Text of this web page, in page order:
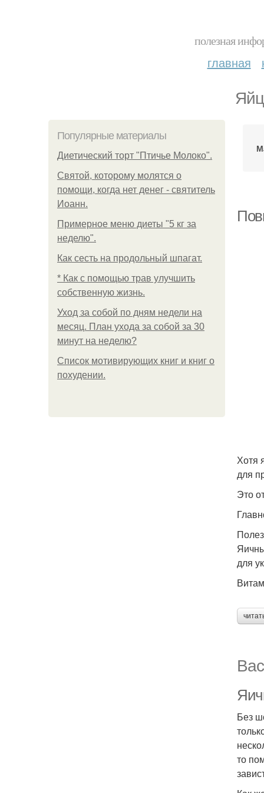
полезная
главная
Популярные материалы
Диетический торт "Птичье Молоко".
Святой, которому молятся о
помощи, когда нет денег - святитель
Иоанн.
Примерное меню диеты "5 кг за
неделю".
Как сесть на продольный шпагат.
* Как с помощью трав улучшить
собственную жизнь.
Уход за собой по дням недели на
месяц. План ухода за собой за 30
минут на неделю?
Список мотивирующих книг и книг о
похудении.
Хотя
для
Это
для
Без
то